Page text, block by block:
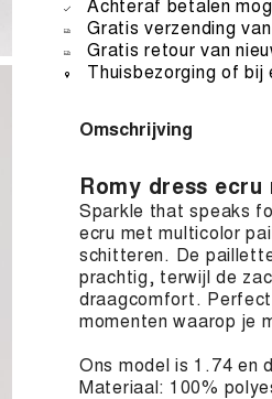
Achteraf betalen
Gratis verzending
Gratis retour van
Thuisbezorging of bij
Omschrijving
Romy dress ecru
Sparkle that speaks
ecru met multicolor
schitteren. De
prachtig, terwijl de
draagcomfort.
momenten waarop je
Ons model is 1.74 en
Materiaal: 100%